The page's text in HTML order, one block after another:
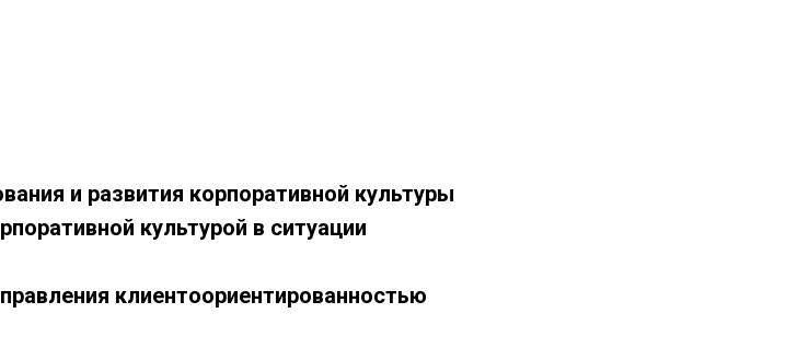
и развития корпоративной культуры
культурой в ситуации
клиентоориентированностью